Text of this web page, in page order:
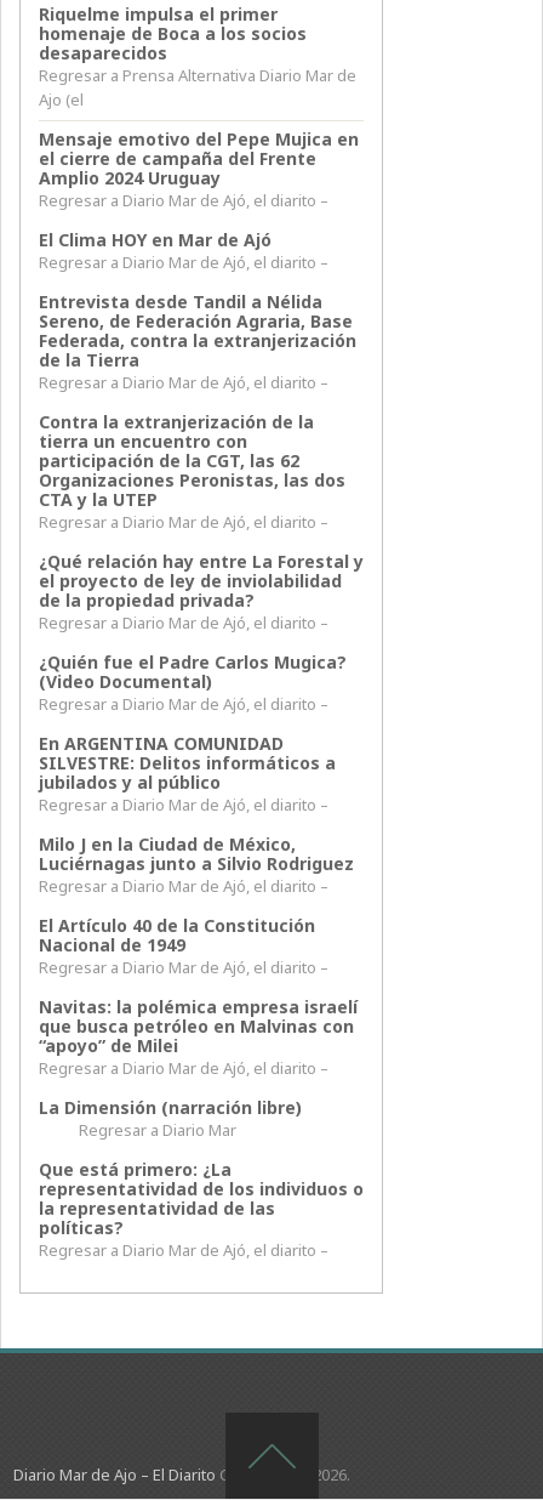
Riquelme impulsa el primer
homenaje de Boca a los socios
desaparecidos
Regresar a Prensa Alternativa Diario Mar de
Ajo (el
Mensaje emotivo del Pepe Mujica en
el cierre de campaña del Frente
Amplio 2024 Uruguay
Regresar a Diario Mar de Ajó, el diarito –
El Clima HOY en Mar de Ajó
Regresar a Diario Mar de Ajó, el diarito –
Entrevista desde Tandil a Nélida
Sereno, de Federación Agraria, Base
Federada, contra la extranjerización
de la Tierra
Regresar a Diario Mar de Ajó, el diarito –
Contra la extranjerización de la
tierra un encuentro con
participación de la CGT, las 62
Organizaciones Peronistas, las dos
CTA y la UTEP
Regresar a Diario Mar de Ajó, el diarito –
¿Qué relación hay entre La Forestal y
el proyecto de ley de inviolabilidad
de la propiedad privada?
Regresar a Diario Mar de Ajó, el diarito –
¿Quién fue el Padre Carlos Mugica?
(Video Documental)
Regresar a Diario Mar de Ajó, el diarito –
En ARGENTINA COMUNIDAD
SILVESTRE: Delitos informáticos a
jubilados y al público
Regresar a Diario Mar de Ajó, el diarito –
Milo J en la Ciudad de México,
Luciérnagas junto a Silvio Rodriguez
Regresar a Diario Mar de Ajó, el diarito –
El Artículo 40 de la Constitución
Nacional de 1949
Regresar a Diario Mar de Ajó, el diarito –
Navitas: la polémica empresa israelí
que busca petróleo en Malvinas con
“apoyo” de Milei
Regresar a Diario Mar de Ajó, el diarito –
La Dimensión (narración libre)
Regresar a Diario Mar
Que está primero: ¿La
representatividad de los individuos o
la representatividad de las
políticas?
Regresar a Diario Mar de Ajó, el diarito –
Diario Mar de Ajo – El Diarito Copyright © 2026.